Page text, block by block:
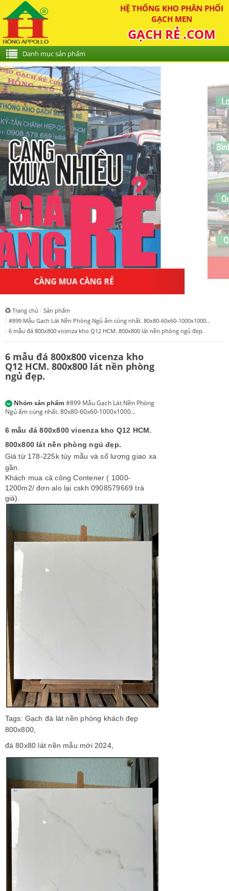
HỆ THỐNG KHO PHÂN PHỐI
GẠCH MEN
GẠCH RẺ .COM
Danh mục sản phẩm
HỆ THỐNG HỒNGAPPOLLO
Trang chủ
Sản phẩm
#899 Mẫu Gạch Lát Nền Phòng Ngủ ấm cúng nhất. 80x80-60x60-1000x1000...
6 mẫu đá 800x800 vicenza kho Q12 HCM. 800x800 lát nền phòng ngủ đẹp.
6 mẫu đá 800x800 vicenza kho
Q12 HCM. 800x800 lát nền phòng
ngủ đẹp.
Nhóm sản phẩm #899 Mẫu Gạch Lát Nền Phòng
Ngủ ấm cúng nhất. 80x80-60x60-1000x1000...
6 mẫu đá 800x800 vicenza kho Q12 HCM.
800x800 lát nền phòng ngủ đẹp.
Giá từ 178-225k tùy mẫu và số lượng giao xa
gần.
Khách mua cả công Contener ( 1000-
1200m2/ đơn alo lại cskh 0908579669 trả
giá).
Tags: Gạch đá lát nền phòng khách đẹp
800x800,
đá 80x80 lát nền mẫu mới 2024,